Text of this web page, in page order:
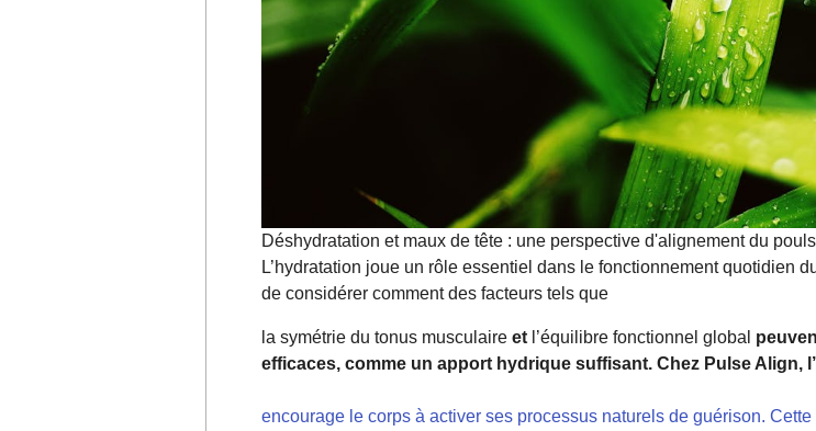
Déshydratation et maux de tête : une perspective d'alignement du
L’hydratation joue un rôle essentiel dans le fonctionnement quotidien
de considérer comment des facteurs tels que
la symétrie du tonus musculaire et l’équilibre fonctionnel global
efficaces, comme un apport hydrique suffisant. Chez Pulse Align,
encourage le corps à activer ses processus naturels de guérison.